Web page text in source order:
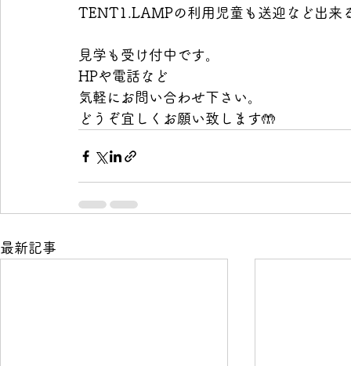
TENT1.LAMPの利用児童も送迎など出来
見学も受け付中です。
HPや電話など
気軽にお問い合わせ下さい。
どうぞ宜しくお願い致します🤲
最新記事